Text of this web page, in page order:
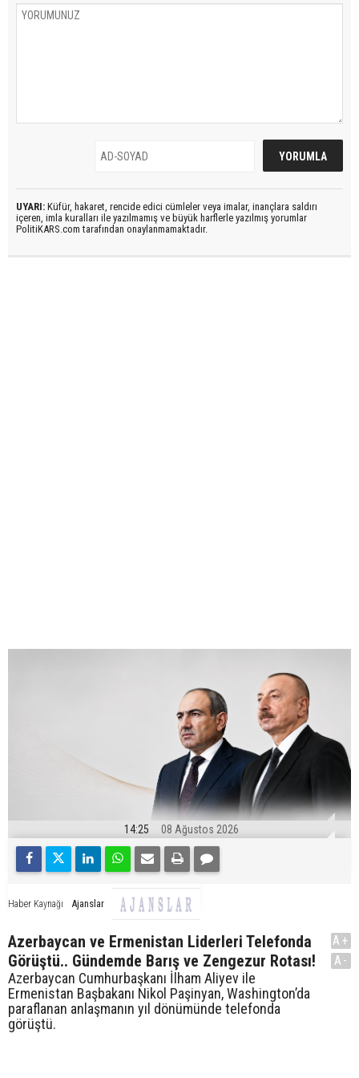
UYARI: Küfür, hakaret, rencide edici cümleler veya imalar, inançlara saldırı
içeren, imla kuralları ile yazılmamış ve büyük harflerle yazılmış yorumlar
PolitiKARS.com tarafından onaylanmamaktadır.
14:25 08 Ağustos 2026
Haber Kaynağı Ajanslar
Azerbaycan ve Ermenistan Liderleri Telefonda
Görüştü.. Gündemde Barış ve Zengezur Rotası!
Azerbaycan Cumhurbaşkanı İlham Aliyev ile
Ermenistan Başbakanı Nikol Paşinyan, Washington’da
paraflanan anlaşmanın yıl dönümünde telefonda
görüştü.
A+
A-